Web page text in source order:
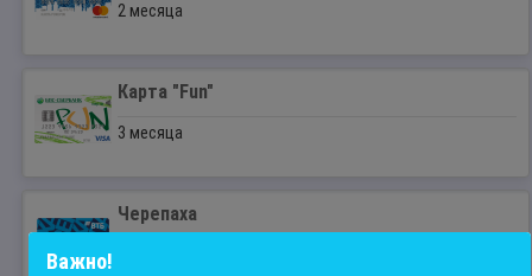
2 месяца
Карта "Fun"
3 месяца
Черепаха
Важно!